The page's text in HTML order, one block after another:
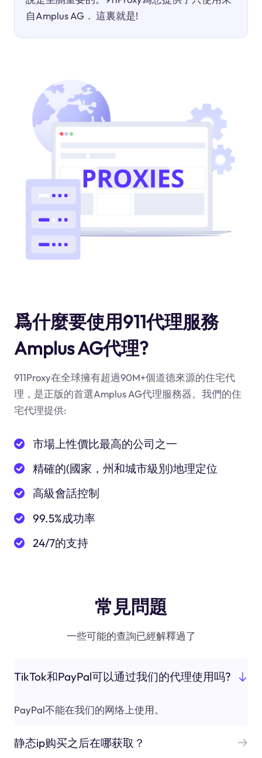
自Amplus AG． 這裏就是!
爲什麼要使用911代理服務
Amplus AG代理?
911Proxy在全球擁有超過90M+個道德來源的住宅代
理，是正版的首選Amplus AG代理服務器。我們的住
宅代理提供:
市場上性價比最高的公司之一
精確的(國家，州和城市級別)地理定位
高級會話控制
99.5%成功率
24/7的支持
常見問題
一些可能的查詢已經解釋過了
TikTok和PayPal可以通过我们的代理使用吗?
PayPal不能在我们的网络上使用。
静态ip购买之后在哪获取？